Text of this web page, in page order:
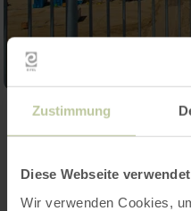
Zustimmung
Diese Webseite
Wir verwenden Cookies,
Contact